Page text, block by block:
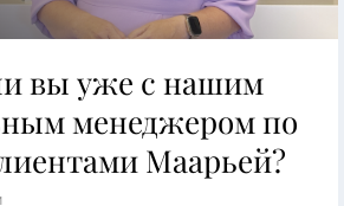
вы уже с нашим
менеджером по
Маарьей?